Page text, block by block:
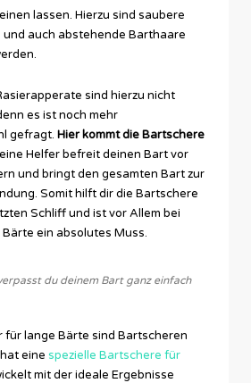
lassen. Hierzu sind saubere
und auch abstehende Barthaare
sind hierzu nicht
es ist noch mehr
gefragt. Hier kommt die Bartschere
Helfer befreit deinen Bart vor
und bringt den gesamten Bart zur
Somit hilft dir die Bartschere
Schliff und ist vor Allem bei
ein absolutes Muss.
du deinem Bart ganz einfach
für lange Bärte sind Bartscheren
eine spezielle Bartschere für
mit der ideale Ergebnisse